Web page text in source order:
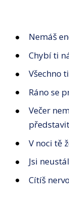
Nemáš
Chybí ti
Všechno
Ráno se
Večer
V noci tě
Jsi
Cítíš